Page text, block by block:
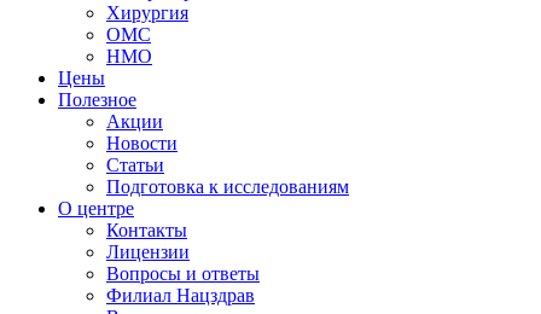
Хирургия
ОМС
НМО
Цены
Полезное
Акции
Новости
Статьи
Подготовка к исследованиям
О центре
Контакты
Лицензии
Вопросы и ответы
Филиал Нацздрав